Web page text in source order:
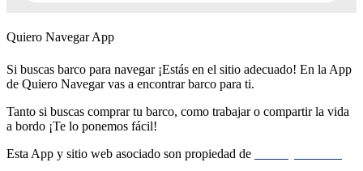
Quiero Navegar App
Si buscas barco para navegar ¡Estás en el sitio adecuado! En la App
de Quiero Navegar vas a encontrar barco para ti.
Tanto si buscas comprar tu barco, como trabajar o compartir la vida
a bordo ¡Te lo ponemos fácil!
Esta App y sitio web asociado son propiedad de